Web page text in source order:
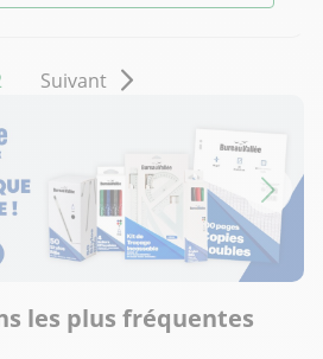
Suivant
les plus fréquentes